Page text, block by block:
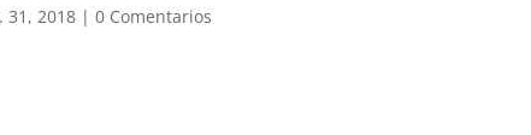
31, 2018 |0 Comentarios